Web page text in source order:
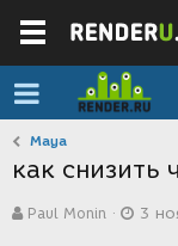
Maya
как снизить
в
Paul Monin
а
3